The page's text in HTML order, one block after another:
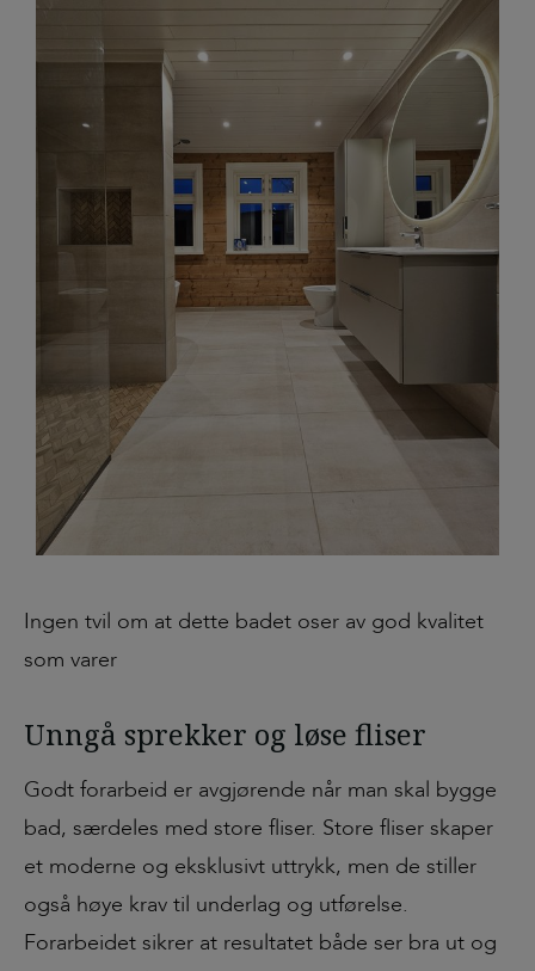
Ingen tvil om at dette badet oser av god kvalitet
som varer
Unngå sprekker og løse fliser
Godt forarbeid er avgjørende når man skal bygge
bad, særdeles med store fliser. Store fliser skaper
et moderne og eksklusivt uttrykk, men de stiller
også høye krav til underlag og utførelse.
Forarbeidet sikrer at resultatet både ser bra ut og